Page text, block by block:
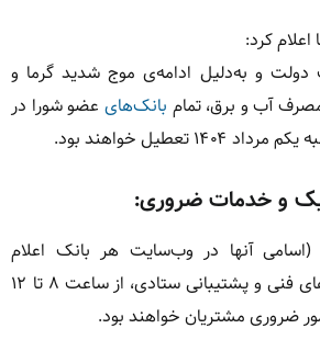
کرد:
دولت و به‌دلیل ادامه‌ی موج شدید گرما و
آب و برق، تمام بانک‌های عضو شورا در
تعطیل خواهند بود.
و خدمات ضروری:
آنها در وب‌سایت هر بانک اعلام
می‌شود) همراه با واحدهای فنی و پشتیبانی ستادی، از ساعت ۸ تا ۱۲
ضروری مشتریان خواهند بود.